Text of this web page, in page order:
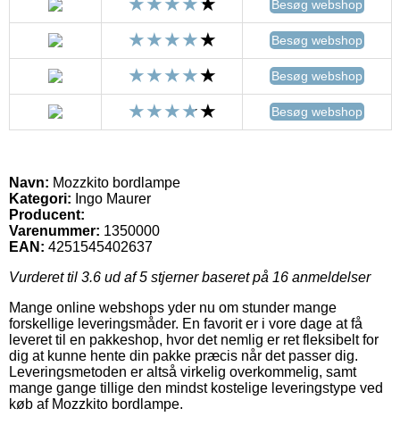
Besøg webshop
Besøg webshop
Besøg webshop
Besøg webshop
Navn: Mozzkito bordlampe
Kategori: Ingo Maurer
Producent:
Varenummer: 1350000
EAN: 4251545402637
Vurderet til 3.6 ud af 5 stjerner baseret på 16 anmeldelser
Mange online webshops yder nu om stunder mange
forskellige leveringsmåder. En favorit er i vore dage at få
leveret til en pakkeshop, hvor det nemlig er ret fleksibelt for
dig at kunne hente din pakke præcis når det passer dig.
Leveringsmetoden er altså virkelig overkommelig, samt
mange gange tillige den mindst kostelige leveringstype ved
køb af Mozzkito bordlampe.